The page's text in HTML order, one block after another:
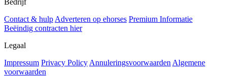
Bedrijf
Contact & hulpAdverteren op ehorses Premium Informatie
Beëindig contracten hier
Legaal
Impressum Privacy PolicyAnnuleringsvoorwaardenAlgemene
voorwaarden